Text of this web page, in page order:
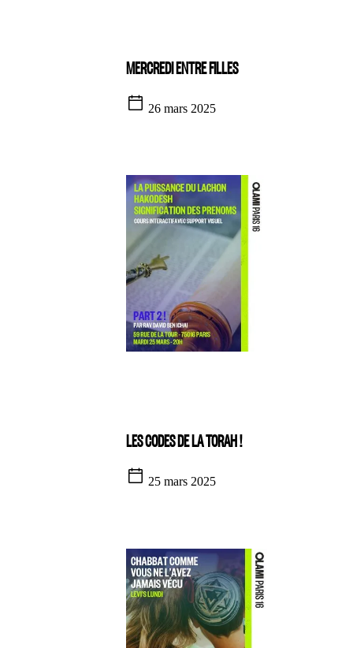
MERCREDI ENTRE FILLES
26 mars 2025
LES CODES DE LA TORAH !
25 mars 2025